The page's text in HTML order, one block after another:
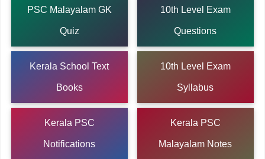
PSC Malayalam GK
Quiz
10th Level Exam
Questions
Kerala School Text
Books
10th Level Exam
Syllabus
Kerala PSC
Notifications
Kerala PSC
Malayalam Notes